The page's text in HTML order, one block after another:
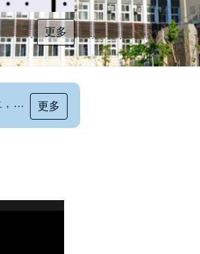
更多
[職前招生訊息]115年第6梯次自辦職前訓練招生簡章，自115年8月10日至115年10月2日17時截止，歡迎報名
更多